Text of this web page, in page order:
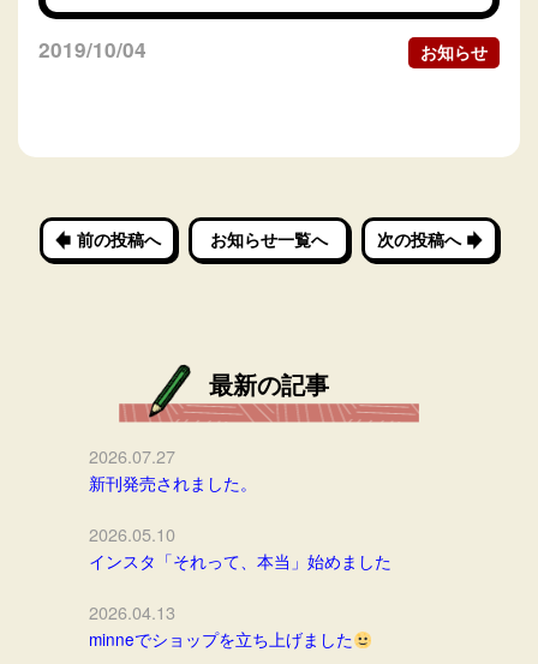
2019/10/04 お知らせ
前の投稿へ お知らせ一覧へ 次の投稿へ
最新の記事
2026.07.27
新刊発売されました。
2026.05.10
インスタ「それって、本当」始めました
2026.04.13
minneでショップを立ち上げました